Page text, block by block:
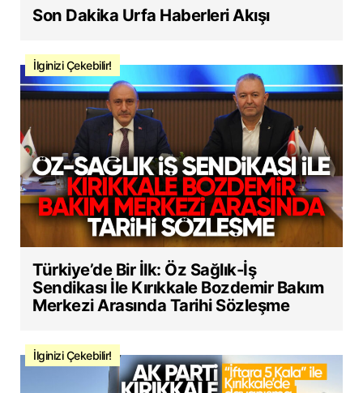
Son Dakika Urfa Haberleri Akışı
İlginizi Çekebilir!
Türkiye’de Bir İlk: Öz Sağlık-İş
Sendikası İle Kırıkkale Bozdemir Bakım
Merkezi Arasında Tarihi Sözleşme
İlginizi Çekebilir!